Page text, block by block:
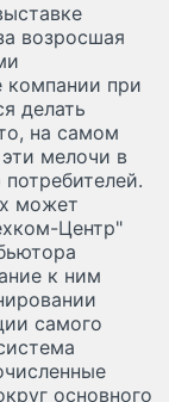
возросшая
компании при
делать
на самом
мелочи в
может
Центр"
к ним
самого
основного